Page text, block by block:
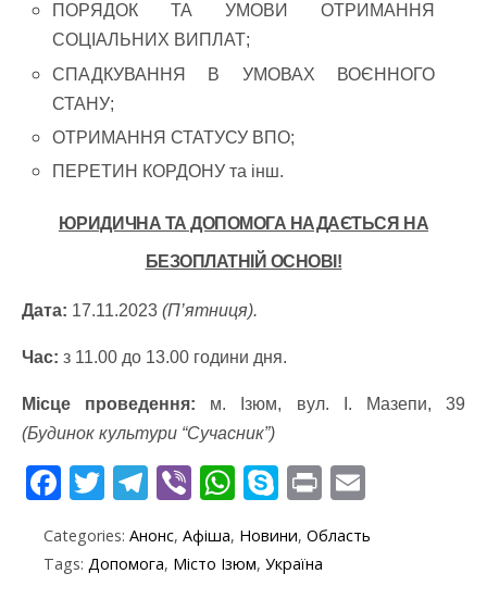
ПОРЯДОК ТА УМОВИ ОТРИМАННЯ
СОЦІАЛЬНИХ ВИПЛАТ;
СПАДКУВАННЯ В УМОВАХ ВОЄННОГО
СТАНУ;
ОТРИМАННЯ СТАТУСУ ВПО;
ПЕРЕТИН КОРДОНУ та інш.
ЮРИДИЧНА ТА ДОПОМОГА НАДАЄТЬСЯ НА
БЕЗОПЛАТНІЙ ОСНОВІ!
Дата: 17.11.2023 (П’ятниця).
Час: з 11.00 до 13.00 години дня.
Місце проведення: м. Ізюм, вул. І. Мазепи, 39
(Будинок культури “Сучасник”)
F
e
b
T
itt
T
e
gr
Vi
b
er
W
at
S
y
p
Pr
in
t ai
Categories: Анонс, Афіша, Новини, Область
Tags: Допомога, Місто Ізюм, Україна